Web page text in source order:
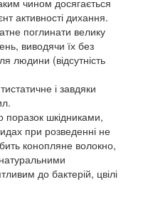
чином досягається
активності дихання.
поглинати велику
виводячи їх без
людини (відсутність
і завдяки
шкідниками,
при розведенні не
конопляне волокно,
до бактерій, цвілі